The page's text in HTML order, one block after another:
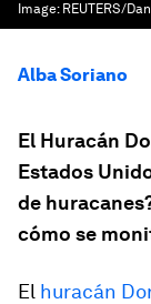
Image: REUTERS/
Alba Soriano
El Huracán
Estados
de
cómo se
El huracán